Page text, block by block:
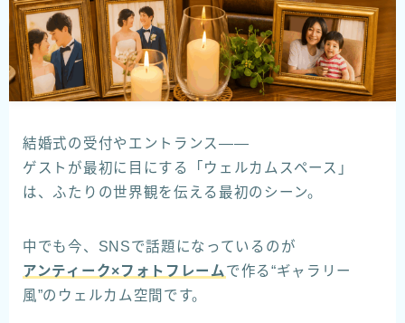
結婚式の受付やエントランス――
ゲストが最初に目にする「ウェルカムスペース」
は、ふたりの世界観を伝える最初のシーン。
中でも今、SNSで話題になっているのが
アンティーク×フォトフレーム で作る“ギャラリー
風”のウェルカム空間です。